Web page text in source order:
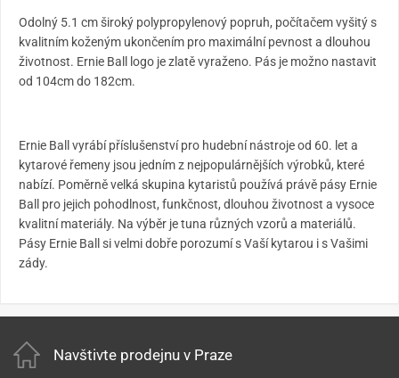
Odolný 5.1 cm široký polypropylenový popruh, počítačem vyšitý s
kvalitním koženým ukončením pro maximální pevnost a dlouhou
životnost. Ernie Ball logo je zlatě vyraženo. Pás je možno nastavit
od 104cm do 182cm.
Ernie Ball vyrábí příslušenství pro hudební nástroje od 60. let a
kytarové řemeny jsou jedním z nejpopulárnějších výrobků, které
nabízí. Poměrně velká skupina kytaristů používá právě pásy Ernie
Ball pro jejich pohodlnost, funkčnost, dlouhou životnost a vysoce
kvalitní materiály. Na výběr je tuna různých vzorů a materiálů.
Pásy Ernie Ball si velmi dobře porozumí s Vaší kytarou i s Vašimi
zády.
Navštivte prodejnu v Praze